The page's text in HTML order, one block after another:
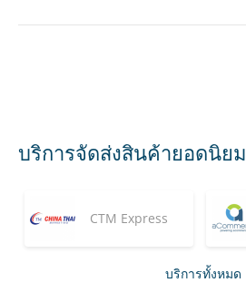
บริการจัดส่งสินค้ายอดนิยม
CTM Express
บริการทั้งหมด